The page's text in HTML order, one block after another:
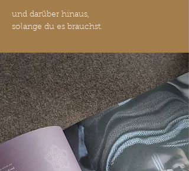
und darüber hinaus,
solange du es brauchst.​